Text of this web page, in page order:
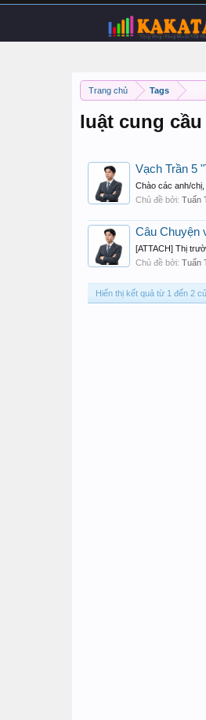
Trang chủ Tags
luật cung
Vạch Trần 5
Chào các anh/
Chủ đề bởi: Tuấn
Câu Chuyện
[ATTACH] Thị
Chủ đề bởi: Tuấn
Hiển thị kết quả từ 1 đến 2